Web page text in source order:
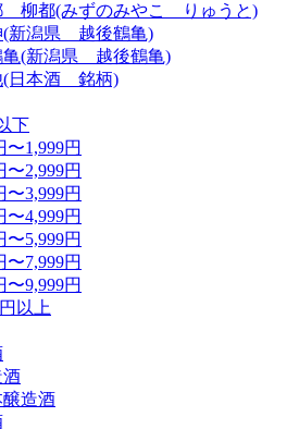
柳都(みずのみやこ りゅうと)
(新潟県 越後鶴亀)
亀(新潟県 越後鶴亀)
(日本酒 銘柄)
下
〜1,999円
〜2,999円
〜3,999円
〜4,999円
〜5,999円
〜7,999円
〜9,999円
以上
酒
造酒